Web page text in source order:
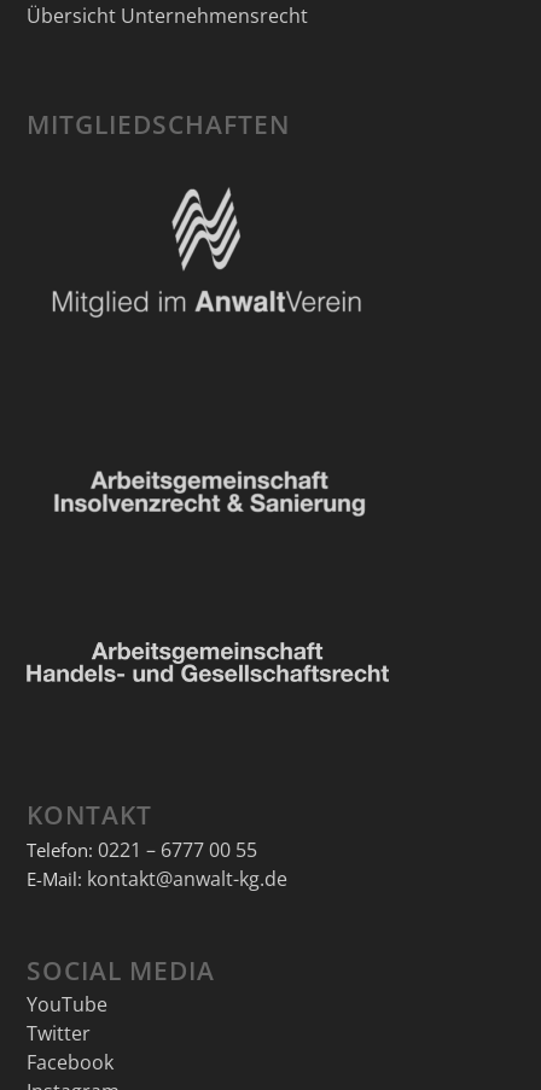
Übersicht Unternehmensrecht
MITGLIEDSCHAFTEN
KONTAKT
Telefon: 0221 – 6777 00 55
E-Mail: kontakt@anwalt-kg.de
SOCIAL MEDIA
YouTube
Twitter
Facebook